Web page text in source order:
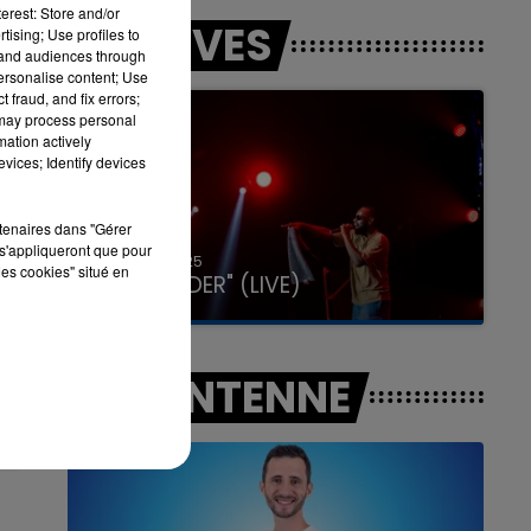
7h00 - 11h00
LA TEAM DE L'ÉTÉ
LES LIVES
31 janvier 2025
GIMS "SPIDER" (LIVE)
A L'ANTENNE
Store and/or
Use profiles to
audiences through
content; Use
fraud, and fix errors;
process personal
actively
Identify devices
dans "Gérer
que pour
cookies" situé en